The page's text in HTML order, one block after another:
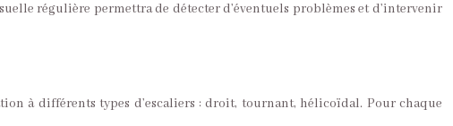
régulière permettra de détecter d’éventuels problèmes et d’intervenir
à différents types d’escaliers : droit, tournant, hélicoïdal. Pour chaque